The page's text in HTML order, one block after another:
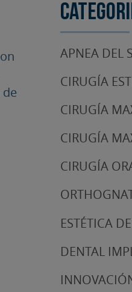
APNEA DEL
CIRUGÍA
CIRUGÍA
CIRUGÍA
CIRUGÍA
ESTÉTICA
DENTAL